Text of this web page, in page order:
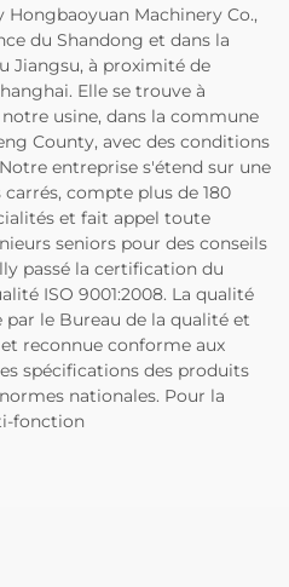
Hongbaoyuan Machinery Co.,
du Shandong et dans la
Jiangsu, à proximité de
Elle se trouve à
usine, dans la commune
County, avec des conditions
entreprise s'étend sur une
compte plus de 180
et fait appel toute
seniors pour des conseils
passé la certification du
ISO 9001:2008. La qualité
le Bureau de la qualité et
reconnue conforme aux
spécifications des produits
nationales. Pour la
fonction